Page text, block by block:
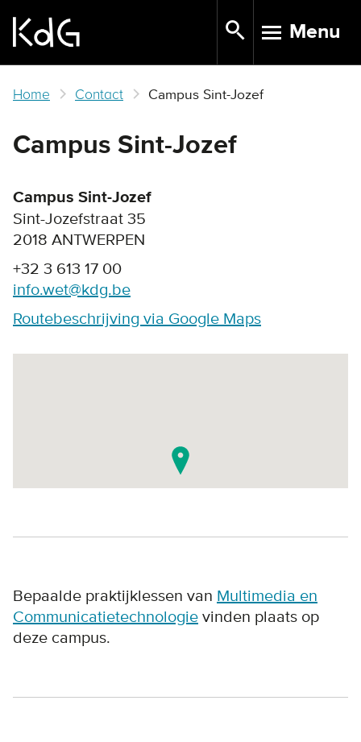
main
TOGGLE
Menu
Home Contact Campus Sint-Jozef
Campus Sint-Jozef
Campus Sint-Jozef
Sint-Jozefstraat 35
2018 ANTWERPEN
+32 3 613 17 00
info.wet@kdg.be
Routebeschrijving via Google Maps
Bepaalde praktijklessen van Multimedia en
Communicatietechnologie vinden plaats op
deze campus.